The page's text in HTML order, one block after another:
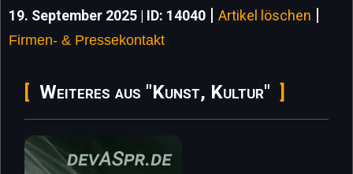
19. September 2025 | ID: 14040 | Artikel löschen |
Firmen- & Pressekontakt
Weiteres aus "Kunst, Kultur"